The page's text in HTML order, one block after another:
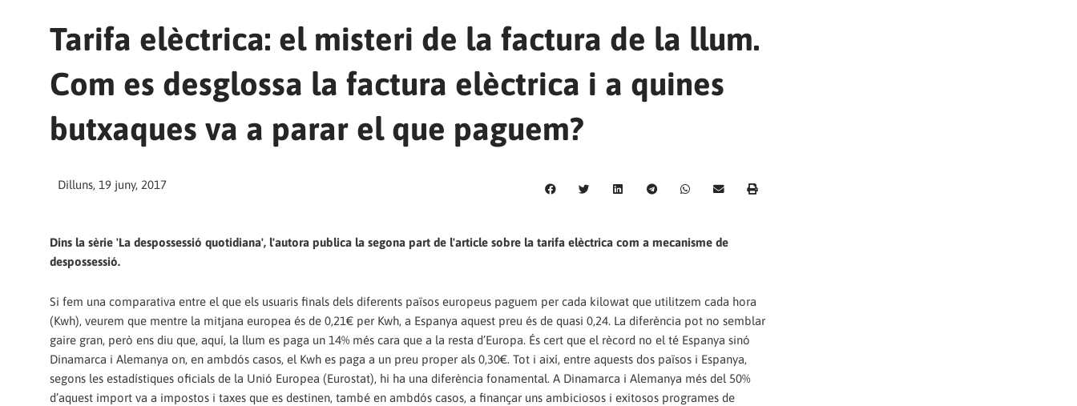
Tarifa elèctrica: el misteri de la factura de la llum.
Com es desglossa la factura elèctrica i a quines
butxaques va a parar el que paguem?
Dilluns, 19 juny, 2017
Dins la sèrie 'La despossessió quotidiana', l'autora publica la segona part de l'article sobre la tarifa elèctrica com a mecanisme de
despossessió.
Si fem una comparativa entre el que els usuaris finals dels diferents països europeus paguem per cada kilowat que utilitzem cada hora
(Kwh), veurem que mentre la mitjana europea és de 0,21€ per Kwh, a Espanya aquest preu és de quasi 0,24. La diferència pot no semblar
gaire gran, però ens diu que, aquí, la llum es paga un 14% més cara que a la resta d’Europa. És cert que el rècord no el té Espanya sinó
Dinamarca i Alemanya on, en ambdós casos, el Kwh es paga a un preu proper als 0,30€. Tot i així, entre aquests dos països i Espanya,
segons les estadístiques oficials de la Unió Europea (Eurostat), hi ha una diferència fonamental. A Dinamarca i Alemanya més del 50%
d’aquest import va a impostos i taxes que es destinen, també en ambdós casos, a finançar uns ambiciosos i exitosos programes de